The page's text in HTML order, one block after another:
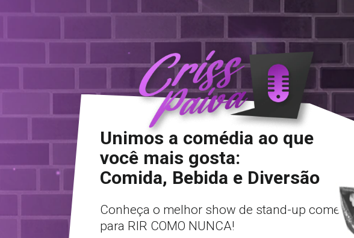
Unimos a comédia ao que
você mais gosta:
Comida, Bebida e Diversão
Conheça o melhor show de stand-up comedy
para RIR COMO NUNCA!